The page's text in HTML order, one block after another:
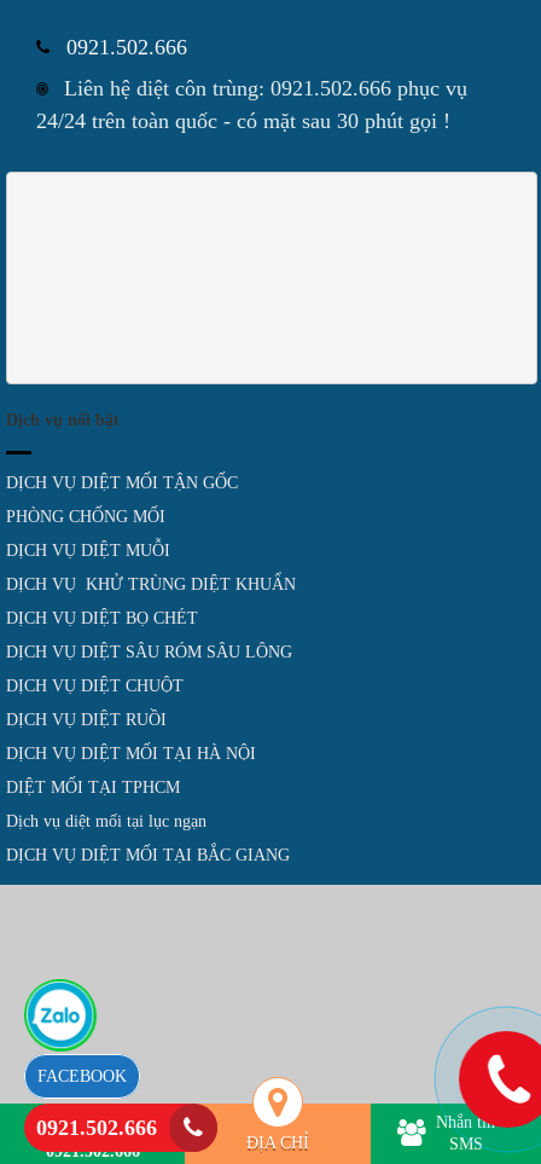
0921.502.666
Liên hệ diệt côn trùng: 0921.502.666 phục vụ
24/24 trên toàn quốc - có mặt sau 30 phút gọi !
Dịch vụ nổi bật
DỊCH VỤ DIỆT MỐI TẬN GỐC
PHÒNG CHỐNG MỐI
DỊCH VỤ DIỆT MUỖI
DỊCH VỤ KHỬ TRÙNG DIỆT KHUẨN
DỊCH VỤ DIỆT BỌ CHÉT
DỊCH VỤ DIỆT SÂU RÓM SÂU LÔNG
DỊCH VỤ DIỆT CHUỘT
DỊCH VỤ DIỆT RUỒI
DỊCH VỤ DIỆT MỐI TẠI HÀ NỘI
DIỆT MỐI TẠI TPHCM
Dịch vụ diệt mối tại lục ngạn
DỊCH VỤ DIỆT MỐI TẠI BẮC GIANG
Hotline
0921.502.666
ĐỊA CHỈ
Nhắn tin
SMS
FACEBOOK
0921.502.666